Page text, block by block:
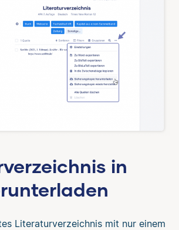
in
Literaturverzeichnis mit nur einem